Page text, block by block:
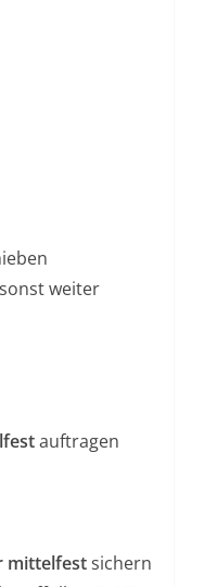
weiter
auftragen
mittelfestsichern